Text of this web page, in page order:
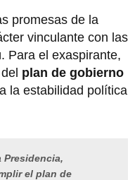
promesas de la
vinculante con las
Para el exaspirante,
plan de gobierno
la estabilidad política
Presidencia,
el plan de